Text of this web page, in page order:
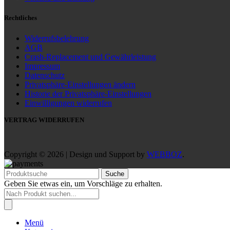
Rechtliches
Widerrufsbelehrung
AGB
Crash-Replacement und Gewährleistung
Impressum
Datenschutz
Privatsphäre-Einstellungen ändern
Historie der Privatsphäre-Einstellungen
Einwilligungen widerrufen
VERTRAG WIDERRUFEN
Copyright © 2026 | Design und Support by WEBBOZ.
Suche
Geben Sie etwas ein, um Vorschläge zu erhalten.
Products
search
Menü